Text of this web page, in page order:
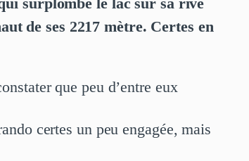
de ses 2217 mètre. Certes en
que peu d’entre eux
certes un peu engagée, mais